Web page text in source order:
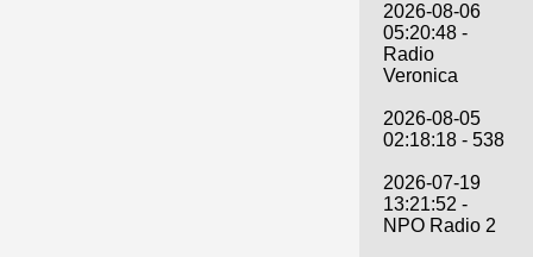
2026-08-06
05:20:48 -
Radio
Veronica
2026-08-05
02:18:18 - 538
2026-07-19
13:21:52 -
NPO Radio 2